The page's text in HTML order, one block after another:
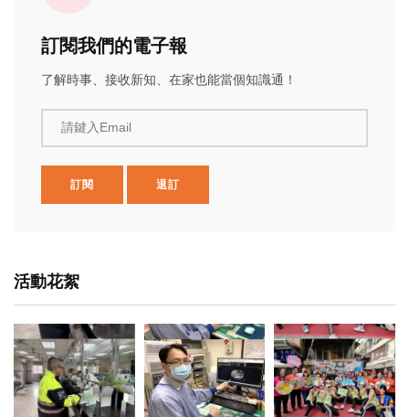
訂閱我們的電子報
了解時事、接收新知、在家也能當個知識通！
請鍵入Email
訂閱 退訂
活動花絮